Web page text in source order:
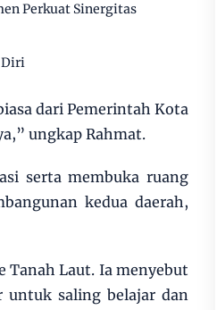
Perkuat Sinergitas
Diri
dari Pemerintah Kota
ungkap Rahmat.
serta membuka ruang
kedua daerah,
Tanah Laut. Ia menyebut
untuk saling belajar dan